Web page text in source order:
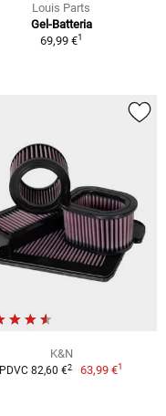
Louis Parts
Gel-Batteria
69,99 €1
K&N
PDVC 82,60 €2 63,99 €1